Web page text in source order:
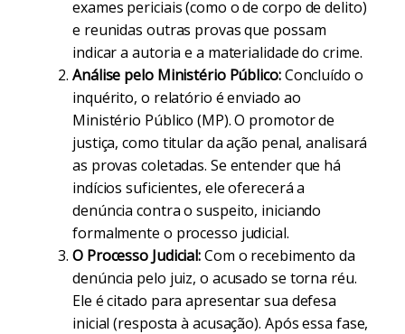
exames periciais (como o de corpo de delito)
e reunidas outras provas que possam
indicar a autoria e a materialidade do crime.
Análise pelo Ministério Público:Concluído o
inquérito, o relatório é enviado ao
Ministério Público (MP). O promotor de
justiça, como titular da ação penal, analisará
as provas coletadas. Se entender que há
indícios suficientes, ele oferecerá a
denúncia contra o suspeito, iniciando
formalmente o processo judicial.
O Processo Judicial:Com o recebimento da
denúncia pelo juiz, o acusado se torna réu.
Ele é citado para apresentar sua defesa
inicial (resposta à acusação). Após essa fase,